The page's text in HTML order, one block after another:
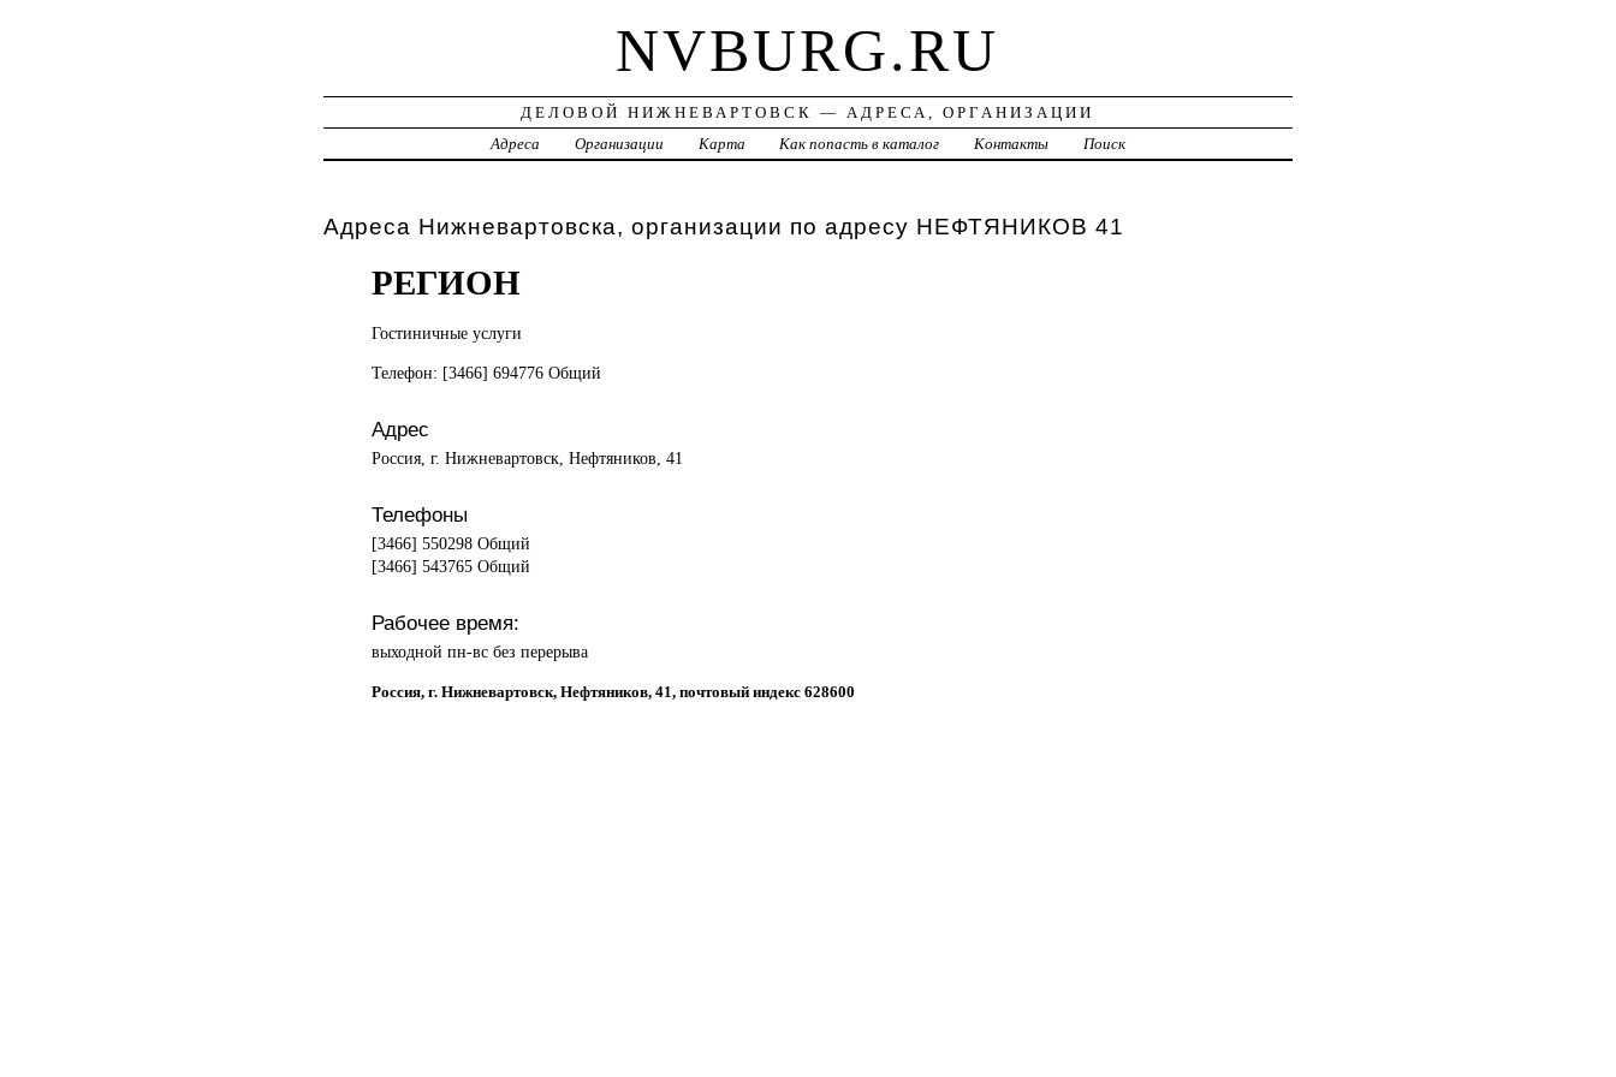
NVBURG.RU
ДЕЛОВОЙ НИЖНЕВАРТОВСК — АДРЕСА, ОРГАНИЗАЦИИ
Адреса
Организации Карта Как попасть в каталог Контакты Поиск
Адреса Нижневартовска, организации по адресу НЕФТЯНИКОВ 41
РЕГИОН
Гостиничные услуги
Телефон: [3466] 694776 Общий
Адрес
Россия, г. Нижневартовск, Нефтяников, 41
Телефоны
[3466] 550298 Общий
[3466] 543765 Общий
Рабочее время:
выходной пн-вс без перерыва
Россия, г. Нижневартовск, Нефтяников, 41, почтовый индекс 628600